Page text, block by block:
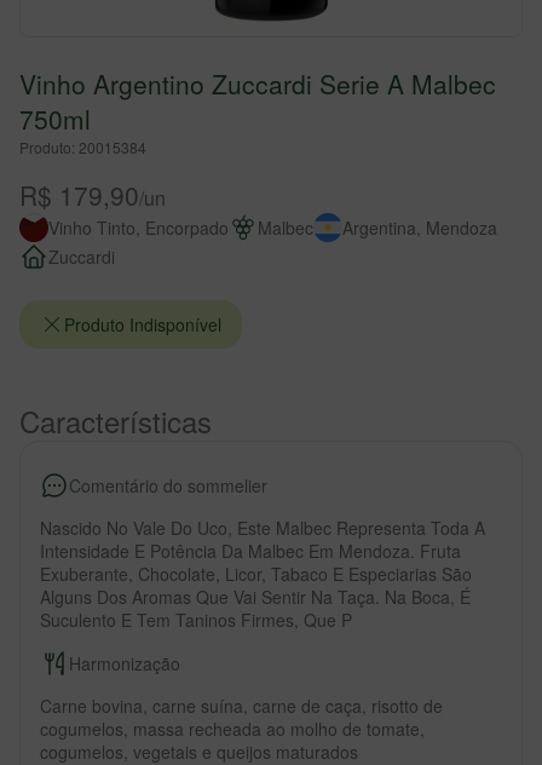
Vinho Argentino Zuccardi Serie A Malbec
750ml
Produto: 20015384
R$ 179,90/un
Vinho Tinto, Encorpado Malbec
Argentina, Mendoza
Zuccardi
Produto Indisponível
Características
Comentário do sommelier
Nascido No Vale Do Uco, Este Malbec Representa Toda A
Intensidade E Potência Da Malbec Em Mendoza. Fruta
Exuberante, Chocolate, Licor, Tabaco E Especiarias São
Alguns Dos Aromas Que Vai Sentir Na Taça. Na Boca, É
Suculento E Tem Taninos Firmes, Que P
Harmonização
Carne bovina, carne suína, carne de caça, risotto de
cogumelos, massa recheada ao molho de tomate,
cogumelos, vegetais e queijos maturados